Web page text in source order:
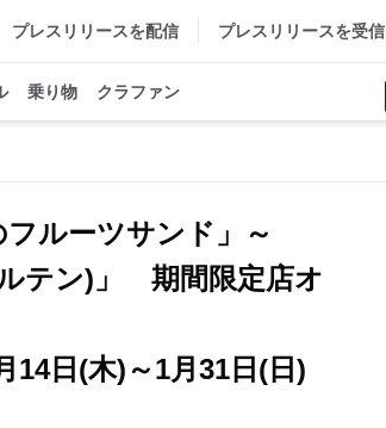
プレスリリースを配信 プレスリリースを受信
乗り物 クラファン
フルーツサンド」～
テン)」 期間限定店オ
日(木)～1月31日(日)